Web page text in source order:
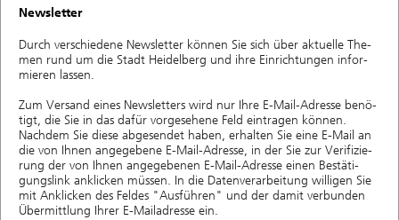
Newsletter
Durch verschie­dene Newsletter können Sie sich über aktuel­le The­
men rund um die Stadt Heidelberg und ihre Einrich­tun­gen ­in­for­
mie­ren lassen.
Zum Versand eines Newslet­ters wird nur Ihre E-Mail-Adres­se ­be­nö­
tigt, die Sie in das dafür vorge­se­hene Feld eintra­gen ­kön­nen.
Nachdem Sie diese abgesendet haben, erhalten Sie eine E-Mail an
die von Ihnen angegebene E-Mail-Adresse, in der Sie zur Verifi­zie­
rung der von Ihnen angege­be­nen E-Mail-Adresse einen ­Be­stä­ti­
gungs­link anklicken müssen. In die Daten­ver­ar­bei­tung willigen Sie
mit Anklicken des Feldes "Ausführen" und der damit verbunden
Übermittlung Ihrer E-Mailadresse ein.